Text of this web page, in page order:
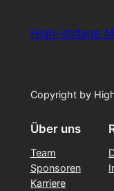
High-Voltage
Copyright by
Über uns
Team
Sponsoren
Karriere